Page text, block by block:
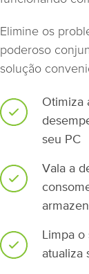
Elimine os
poderoso
solução
Otimiza
seu PC
Vala a
Limpa o
atualiza